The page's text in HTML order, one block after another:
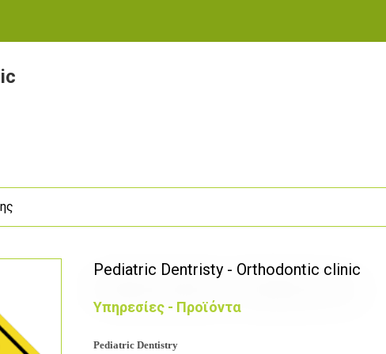
Pediatric Dentristy - Orthodontic clinic
Υπηρεσίες - Προϊόντα
Pediatric Dentistry